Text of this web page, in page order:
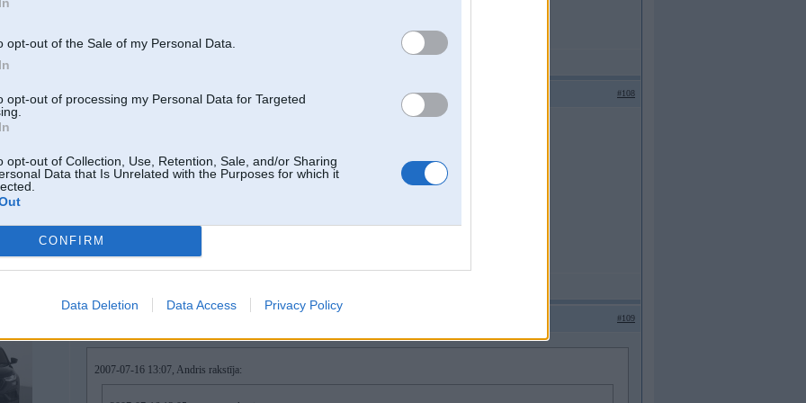
opt-out of the Sale of my Personal Data.
opt-out of processing my Personal Data for Targeted
opt-out of Collection, Use, Retention, Sale, and/or Sharing
Data that Is Unrelated with the Purposes for which it
CONFIRM
Data Deletion Data Access Privacy Policy
16. Jul 2007, 13:38 #108
#109
2007-07-16 13:07, Andris rakstīja: